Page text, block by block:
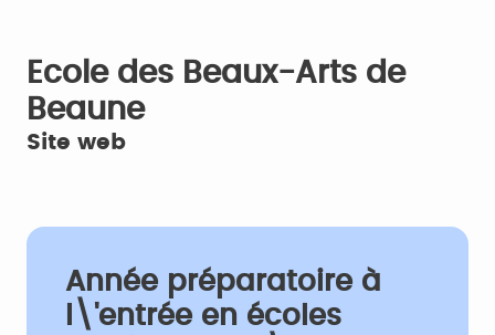
Ecole des Beaux-Arts de
Beaune
Site web
Année préparatoire à
l\'entrée en écoles